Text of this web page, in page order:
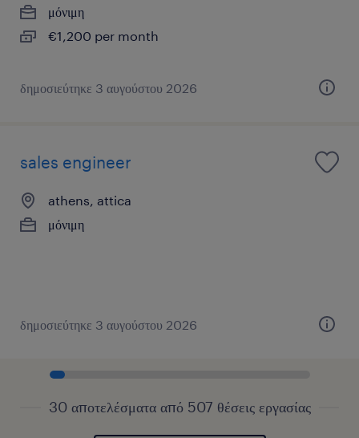
μόνιμη
€1,200 per month
δημοσιεύτηκε 3 αυγούστου 2026
sales engineer
athens, attica
μόνιμη
δημοσιεύτηκε 3 αυγούστου 2026
30 αποτελέσματα από 507 θέσεις εργασίας